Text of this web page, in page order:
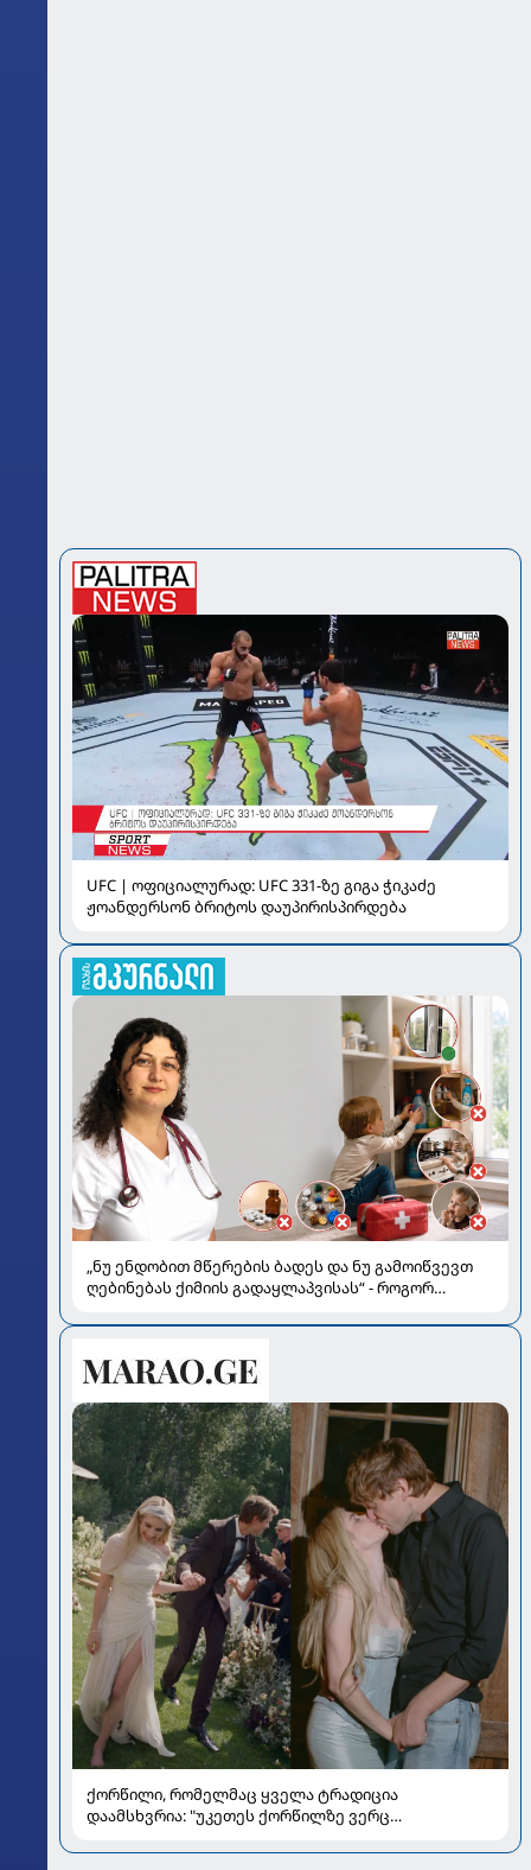
UFC | ოფიციალურად: UFC 331-ზე გიგა ჭიკაძე
ჟოანდერსონ ბრიტოს დაუპირისპირდება
„ნუ ენდობით მწერების ბადეს და ნუ გამოიწვევთ
ღებინებას ქიმიის გადაყლაპვისას“ - როგორ
სალომე ახვლედიანის რჩევები
ქორწილი, რომელმაც ყველა ტრადიცია
დაამსხვრია: "უკეთეს ქორწილზე ვერც